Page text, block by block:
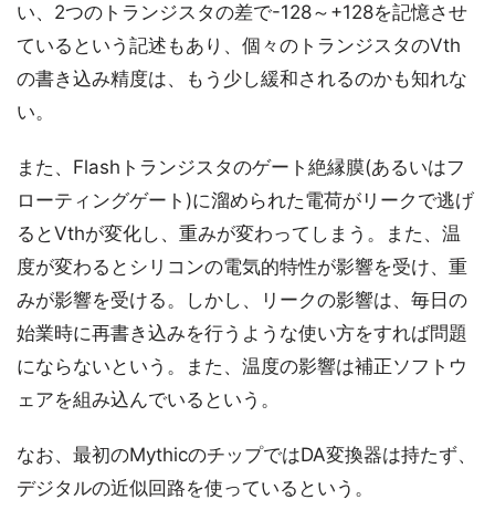
い、2つのトランジスタの差で-128～+128を記憶させ
ているという記述もあり、個々のトランジスタのVth
の書き込み精度は、もう少し緩和されるのかも知れな
い。
また、Flashトランジスタのゲート絶縁膜(あるいはフ
ローティングゲート)に溜められた電荷がリークで逃げ
るとVthが変化し、重みが変わってしまう。また、温
度が変わるとシリコンの電気的特性が影響を受け、重
みが影響を受ける。しかし、リークの影響は、毎日の
始業時に再書き込みを行うような使い方をすれば問題
にならないという。また、温度の影響は補正ソフトウ
ェアを組み込んでいるという。
なお、最初のMythicのチップではDA変換器は持たず、
デジタルの近似回路を使っているという。